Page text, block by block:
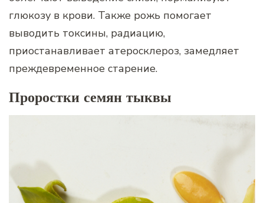
глюкозу в крови. Также рожь помогает
выводить токсины, радиацию,
приостанавливает атеросклероз, замедляет
преждевременное старение.
Проростки семян тыквы